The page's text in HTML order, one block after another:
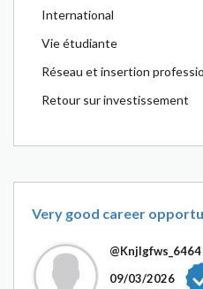
International
Vie étudiante
Réseau et insertion
Retour sur investissement
Very good career
@Knjlgfws_6464
09/03/2026